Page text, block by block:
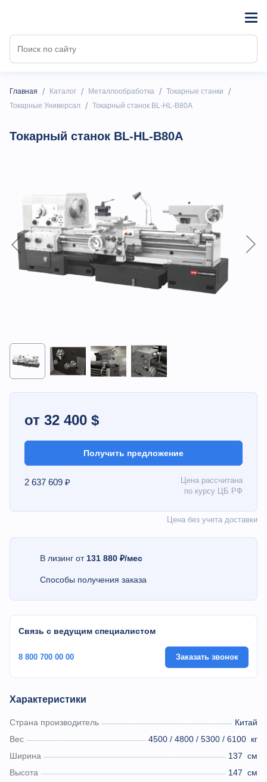
Главная / Каталог / Металлообработка / Токарные станки /
Токарные Универсал / Токарный станок BL-HL-B80А
Токарный станок BL-HL-B80А
Характеристики
Страна производитель
Китай
Вес
4500 / 4800 / 5300 / 6100 кг
Ширина
137 см
Высота
147 см
от 32 400 $
Получить предложение
2 637 609 ₽
Цена рассчитана
по курсу ЦБ РФ
Цена без учета доставки
В лизинг от 131 880 ₽/мес
Способы получения заказа
Связь с ведущим специалистом
8 800 700 00 00 Заказать звонок